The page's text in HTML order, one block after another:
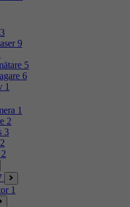
3
9
5
6
1
1
2
3
2
2
1